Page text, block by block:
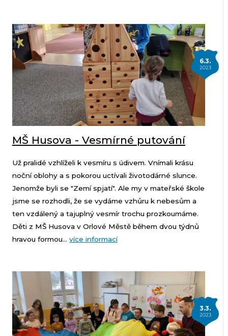
6.3.
2023
MŠ Husova - Vesmírné putování
Už pralidé vzhlíželi k vesmíru s údivem. Vnímali krásu
noční oblohy a s pokorou uctívali životodárné slunce.
Jenomže byli se "Zemí spjatí". Ale my v mateřské škole
jsme se rozhodli, že se vydáme vzhůru k nebesům a
ten vzdálený a tajuplný vesmír trochu prozkoumáme.
Děti z MŠ Husova v Orlové Městě během dvou týdnů
hravou formou... více informací
3.3.
2023